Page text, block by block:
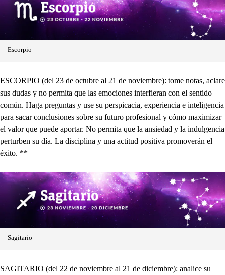
Escorpio
ESCORPIO (del 23 de octubre al 21 de noviembre): tome notas, aclare
sus dudas y no permita que las emociones interfieran con el sentido
común. Haga preguntas y use su perspicacia, experiencia e inteligencia
para sacar conclusiones sobre su futuro profesional y cómo maximizar
el valor que puede aportar. No permita que la ansiedad y la indulgencia
perturben su día. La disciplina y una actitud positiva promoverán el
éxito. **
Sagitario
SAGITARIO (del 22 de noviembre al 21 de diciembre): analice su